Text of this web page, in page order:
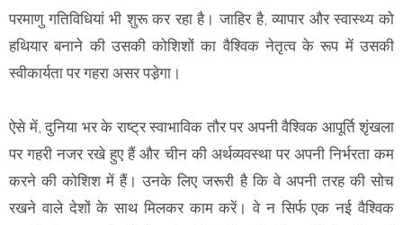
परमाणु गतिविधियां भी शुरू कर रहा है। जाहिर है, व्यापार और स्वास्थ्य को
हथियार बनाने की उसकी कोशिशों का वैश्विक नेतृत्व के रूप में उसकी
स्वीकार्यता पर गहरा असर पडे़गा।
ऐसे में, दुनिया भर के राष्ट्र स्वाभाविक तौर पर अपनी वैश्विक आपूर्ति शृंखला
पर गहरी नजर रखे हुए हैं और चीन की अर्थव्यवस्था पर अपनी निर्भरता कम
करने की कोशिश में हैं। उनके लिए जरूरी है कि वे अपनी तरह की सोच
रखने वाले देशों के साथ मिलकर काम करें। वे न सिर्फ एक नई वैश्विक